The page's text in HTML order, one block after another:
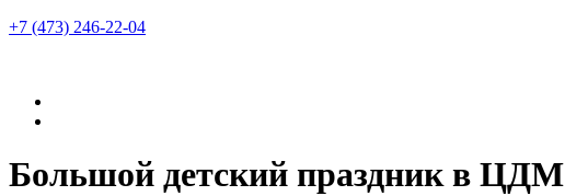
+7 (473) 246-22-04
Большой детский праздник в ЦДМ